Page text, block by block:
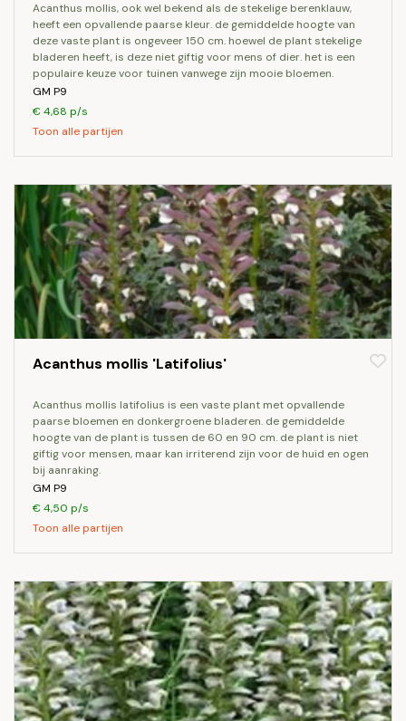
acanthus mollis, ook wel bekend als de stekelige berenklauw,
heeft een opvallende paarse kleur. de gemiddelde hoogte van
deze vaste plant is ongeveer 150 cm. hoewel de plant stekelige
bladeren heeft, is deze niet giftig voor mens of dier. het is een
populaire keuze voor tuinen vanwege zijn mooie bloemen.
GM P9
€ 4,68 p/s
Toon alle partijen
Acanthus mollis 'Latifolius'
acanthus mollis latifolius is een vaste plant met opvallende
paarse bloemen en donkergroene bladeren. de gemiddelde
hoogte van de plant is tussen de 60 en 90 cm. de plant is niet
giftig voor mensen, maar kan irriterend zijn voor de huid en ogen
bij aanraking.
GM P9
€ 4,50 p/s
Toon alle partijen